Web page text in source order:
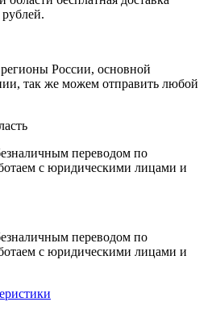
России, основной
так же можем отправить любой
переводом по
с юридическими лицами и
переводом по
с юридическими лицами и